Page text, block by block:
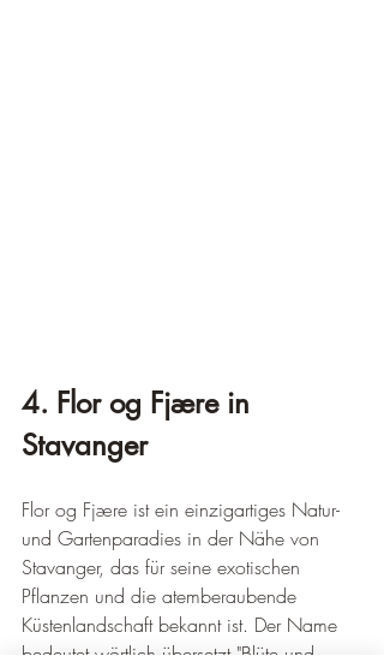
4. Flor og Fjære in
Stavanger
Flor og Fjære ist ein einzigartiges Natur-
und Gartenparadies in der Nähe von
Stavanger, das für seine exotischen
Pflanzen und die atemberaubende
Küstenlandschaft bekannt ist. Der Name
bedeutet wörtlich übersetzt "Blüte und